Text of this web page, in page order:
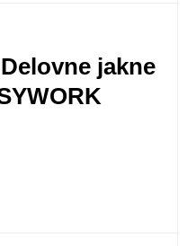
Delovne jakne